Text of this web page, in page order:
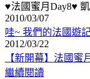
♥法國蜜月Day8♥
2010/03/07
哇~ 我們的法國遊
2012/03/22
【新開幕】法國蜜
繼續閱讀